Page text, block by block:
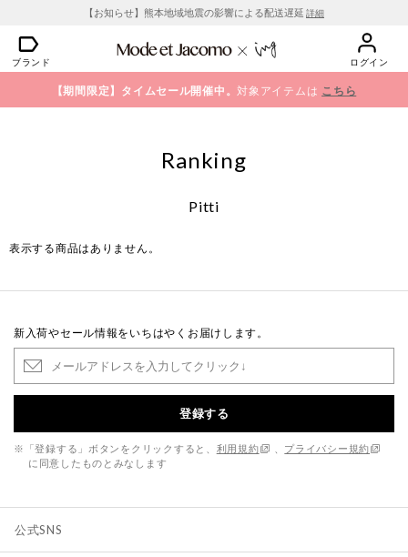
【お知らせ】熊本地域地震の影響による配送遅延 詳細
ブランド ログイン
【期間限定】タイムセール開催中。対象アイテムは こちら
Ranking
Pitti
表示する商品はありません。
新入荷やセール情報をいちはやくお届けします。
登録する
※「登録する」ボタンをクリックすると、 利用規約
プライバシー規約
に同意したものとみなします
公式SNS